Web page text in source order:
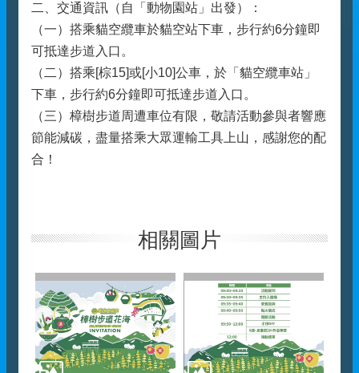
二、交通資訊（自「動物園站」出發）：
（一）搭乘貓空纜車於貓空站下車，步行約6分鐘即
可抵達步道入口。
（二）搭乘[棕15]或[小10]公車，於「貓空纜車站」
下車，步行約6分鐘即可抵達步道入口。
（三）樟樹步道周遭車位有限，敬請活動參與者響應
節能減碳，盡量搭乘大眾運輸工具上山，感謝您的配
合！
相關圖片